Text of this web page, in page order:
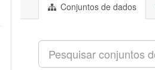
Conjuntos de dados